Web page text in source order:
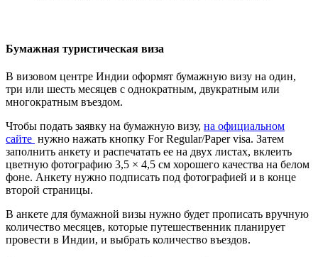
Бумажная туристическая виза
В визовом центре Индии оформят бумажную визу на один,
три или шесть месяцев с однократным, двукратным или
многократным въездом.
Чтобы подать заявку на бумажную визу, на официальном
сайте нужно нажать кнопку For Regular/Paper visa. Затем
заполнить анкету и распечатать ее на двух листах, вклеить
цветную фотографию 3,5 × 4,5 см хорошего качества на белом
фоне. Анкету нужно подписать под фотографией и в конце
второй страницы.
В анкете для бумажной визы нужно будет прописать вручную
количество месяцев, которые путешественник планирует
провести в Индии, и выбрать количество въездов.